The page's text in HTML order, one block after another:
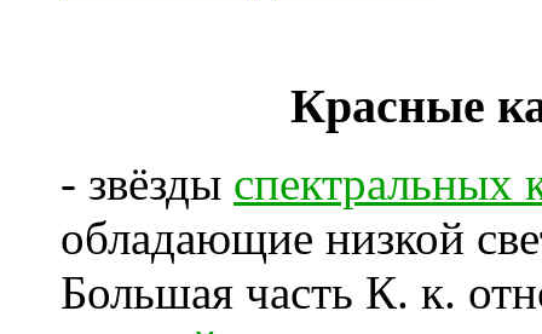
Красные
- звёзды спектральных
обладающие низкой
Большая часть К. к.